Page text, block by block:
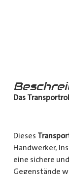
Das
Dieses
Handwerker,
eine sichere
Gegenstände